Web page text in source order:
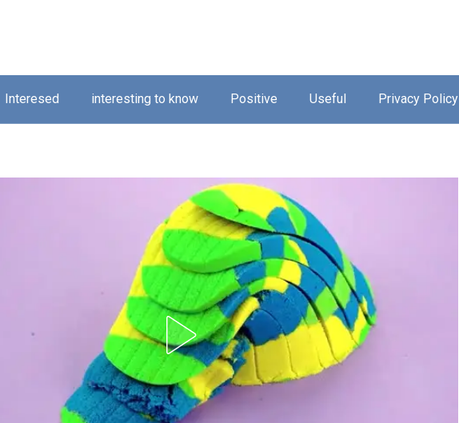
Interesed interesting to know Positive Useful Privacy Policy